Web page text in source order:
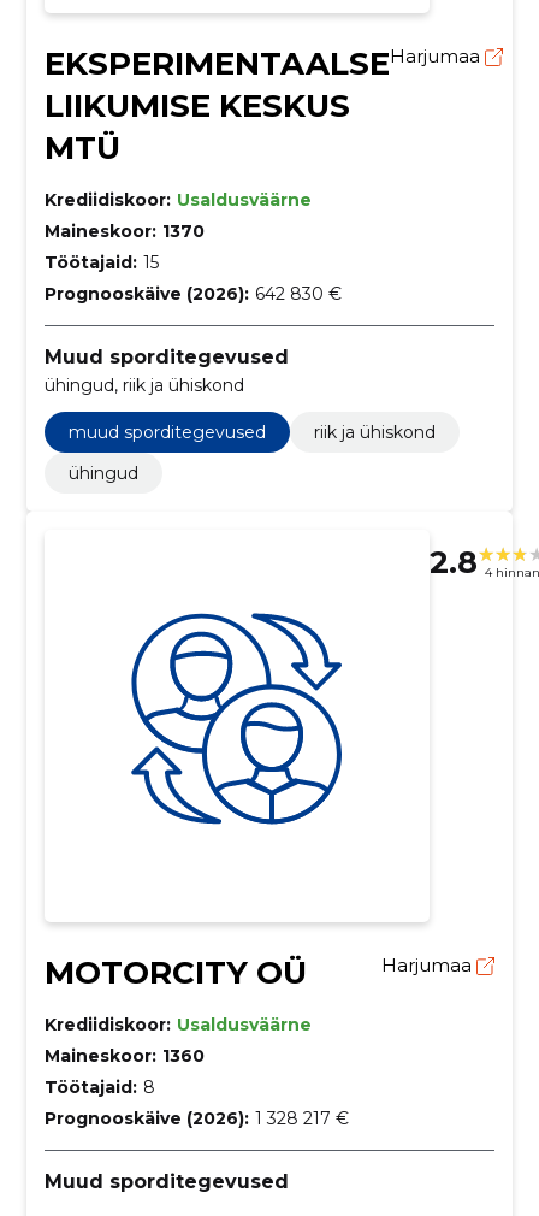
EKSPERIMENTAALSE
LIIKUMISE KESKUS
MTÜ
Harjumaa
Krediidiskoor: Usaldusväärne
Maineskoor: 1370
Töötajaid: 15
Prognooskäive (2026): 642 830 €
Muud sporditegevused
ühingud, riik ja ühiskond
muud sporditegevused
riik ja ühiskond
ühingud
2.8 4
MOTORCITY OÜ Harjumaa
Krediidiskoor: Usaldusväärne
Maineskoor: 1360
Töötajaid: 8
Prognooskäive (2026): 1 328 217 €
Muud sporditegevused